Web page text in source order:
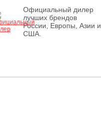
Официальный дилер
лучших брендов
России, Европы, Азии и
США.